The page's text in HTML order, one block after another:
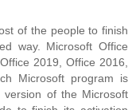
of the people to finish
way. Microsoft Office
2019, Office 2016,
Microsoft program is
of the Microsoft